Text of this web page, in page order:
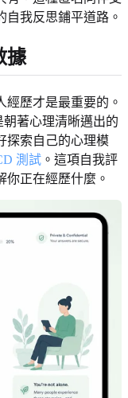
我反思鋪平道路。
據
經歷才是最重要的。
朝著心理清晰邁出的
探索自己的心理模
測試 。這項自我評
正在經歷什麼。